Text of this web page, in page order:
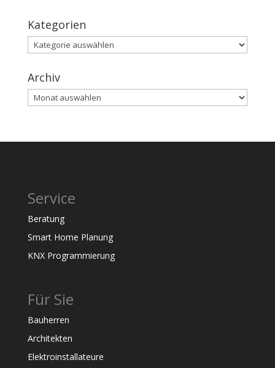
Kategorien
Kategorien
Archiv
Archiv
Service
Beratung
Smart Home Planung
KNX Programmierung
Für Sie
Bauherren
Architekten
Elektroinstallateure